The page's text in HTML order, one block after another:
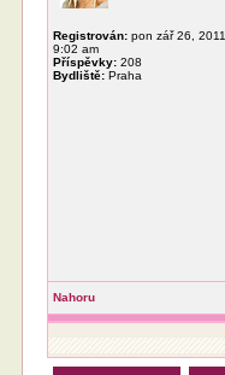
Registrován: pon zář 26, 2011
9:02 am
Příspěvky: 208
Bydliště: Praha
Nahoru